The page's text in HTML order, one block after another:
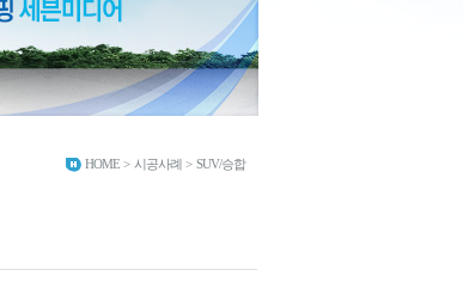
HOME > 시공사례 > SUV/승합